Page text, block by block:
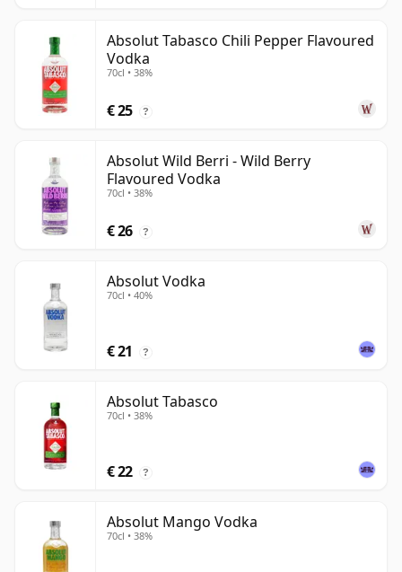
Absolut Tabasco Chili Pepper Flavoured
Vodka
70cl • 38%
€ 25 ?
Absolut Wild Berri - Wild Berry
Flavoured Vodka
70cl • 38%
€ 26 ?
Absolut Vodka
70cl • 40%
€ 21 ?
Absolut Tabasco
70cl • 38%
€ 22 ?
Absolut Mango Vodka
70cl • 38%